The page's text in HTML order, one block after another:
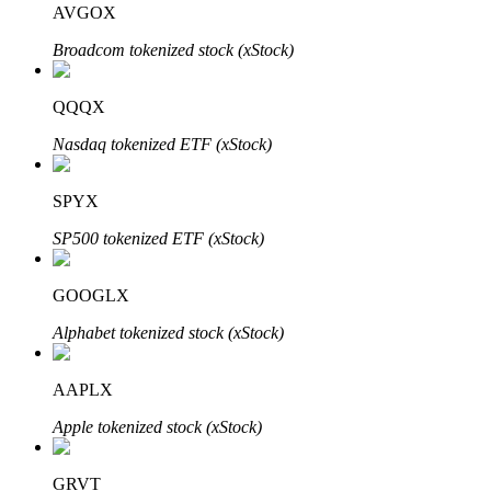
Bloqueios de BTR
Investimentos exclusivos para titulares de BTR
Empréstimos
AVGOX
Broadcom tokenized stock (xStock)
QQQX
Nasdaq tokenized ETF (xStock)
SPYX
SP500 tokenized ETF (xStock)
GOOGLX
Alphabet tokenized stock (xStock)
AAPLX
Apple tokenized stock (xStock)
GRVT